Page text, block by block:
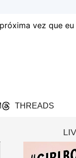
vez que eu
THREADS